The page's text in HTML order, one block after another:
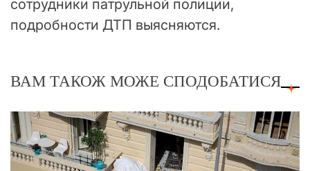
сотрудники патрульной полиции,
подробности ДТП выясняются.
ВАМ ТАКОЖ МОЖЕ СПОДОБАТИСЯ